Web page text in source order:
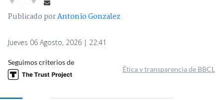
Publicado porAntonio Gonzalez
Jueves 06 Agosto, 2026 | 22:41
Seguimos criterios de
Ética y transparencia de BBCL